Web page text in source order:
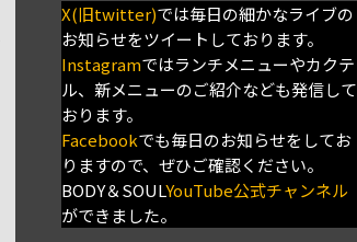
X(旧twitter)では毎日の細かなライブの
お知らせをツイートしております。
Instagramではランチメニューやカクテ
ル、新メニューのご紹介なども発信して
おります。
Facebookでも毎日のお知らせをしてお
りますので、ぜひご確認ください。
BODY＆SOULYouTube公式チャンネル
ができました。